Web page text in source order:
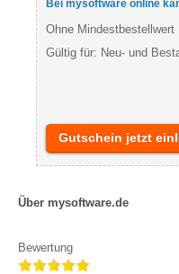
Bei mysoftware online
Ohne Mindestbestellwert
Gültig für: Neu- und
Gutschein jetzt
Über mysoftware.de
Bewertung